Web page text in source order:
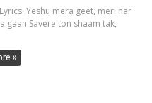
Yeshu mera geet, meri har
gaan Savere ton shaam tak,
»